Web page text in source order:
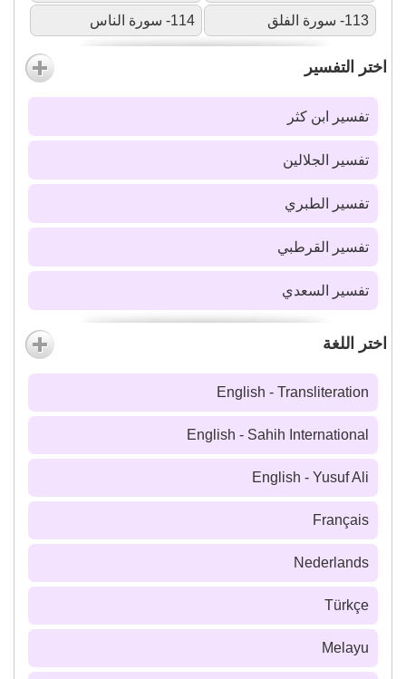
113- سورة الفلق 114- سورة الناس
اختر التفسير
تفسير ابن كثر
تفسير الجلالين
تفسير الطبري
تفسير القرطبي
تفسير السعدي
اختر اللغة
English - Transliteration
English - Sahih International
English - Yusuf Ali
Français
Nederlands
Türkçe
Melayu